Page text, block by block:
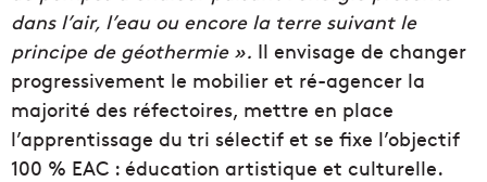
dans l’air, l’eau ou encore la terre suivant le
principe de géothermie ». Il envisage de changer
progressivement le mobilier et ré-agencer la
majorité des réfectoires, mettre en place
l’apprentissage du tri sélectif et se fixe l’objectif
100 % EAC : éducation artistique et culturelle.